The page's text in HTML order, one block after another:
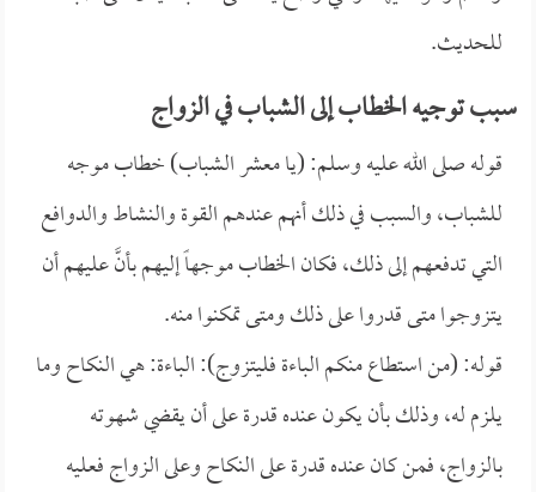
للحديث.
سبب توجيه الخطاب إلى الشباب في الزواج
قوله صلى الله عليه وسلم: (يا معشر الشباب) خطاب موجه
للشباب، والسبب في ذلك أنهم عندهم القوة والنشاط والدوافع
التي تدفعهم إلى ذلك، فكان الخطاب موجهاً إليهم بأنَّ عليهم أن
يتزوجوا متى قدروا على ذلك ومتى تمكنوا منه.
قوله: (من استطاع منكم الباءة فليتزوج): الباءة: هي النكاح وما
يلزم له، وذلك بأن يكون عنده قدرة على أن يقضي شهوته
بالزواج، فمن كان عنده قدرة على النكاح وعلى الزواج فعليه